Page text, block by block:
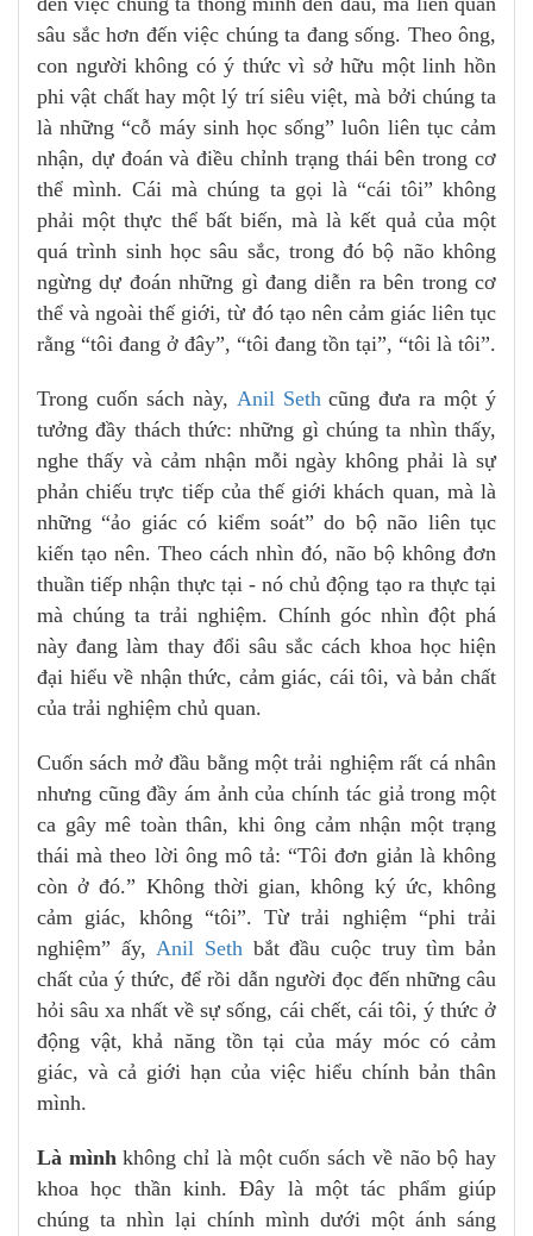
sâu sắc hơn đến việc chúng ta đang sống. Theo ông,
con người không có ý thức vì sở hữu một linh hồn
phi vật chất hay một lý trí siêu việt, mà bởi chúng ta
là những “cỗ máy sinh học sống” luôn liên tục cảm
nhận, dự đoán và điều chỉnh trạng thái bên trong cơ
thể mình. Cái mà chúng ta gọi là “cái tôi” không
phải một thực thể bất biến, mà là kết quả của một
quá trình sinh học sâu sắc, trong đó bộ não không
ngừng dự đoán những gì đang diễn ra bên trong cơ
thể và ngoài thế giới, từ đó tạo nên cảm giác liên tục
rằng “tôi đang ở đây”, “tôi đang tồn tại”, “tôi là tôi”.
Trong cuốn sách này, Anil Sethcũng đưa ra một ý
tưởng đầy thách thức: những gì chúng ta nhìn thấy,
nghe thấy và cảm nhận mỗi ngày không phải là sự
phản chiếu trực tiếp của thế giới khách quan, mà là
những “ảo giác có kiểm soát” do bộ não liên tục
kiến tạo nên. Theo cách nhìn đó, não bộ không đơn
thuần tiếp nhận thực tại - nó chủ động tạo ra thực tại
mà chúng ta trải nghiệm. Chính góc nhìn đột phá
này đang làm thay đổi sâu sắc cách khoa học hiện
đại hiểu về nhận thức, cảm giác, cái tôi, và bản chất
của trải nghiệm chủ quan.
Cuốn sách mở đầu bằng một trải nghiệm rất cá nhân
nhưng cũng đầy ám ảnh của chính tác giả trong một
ca gây mê toàn thân, khi ông cảm nhận một trạng
thái mà theo lời ông mô tả: “Tôi đơn giản là không
còn ở đó.” Không thời gian, không ký ức, không
cảm giác, không “tôi”. Từ trải nghiệm “phi trải
nghiệm” ấy,Anil Seth bắt đầu cuộc truy tìm bản
chất của ý thức, để rồi dẫn người đọc đến những câu
hỏi sâu xa nhất về sự sống, cái chết, cái tôi, ý thức ở
động vật, khả năng tồn tại của máy móc có cảm
giác, và cả giới hạn của việc hiểu chính bản thân
mình.
Là mìnhkhông chỉ là một cuốn sách về não bộ hay
khoa học thần kinh. Đây là một tác phẩm giúp
chúng ta nhìn lại chính mình dưới một ánh sáng